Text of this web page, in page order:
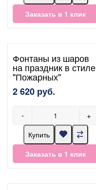
Заказать в 1 клик
Фонтаны из шаров
на праздник в стиле
"Пожарных"
2 620 руб.
- +
Купить
Заказать в 1 клик